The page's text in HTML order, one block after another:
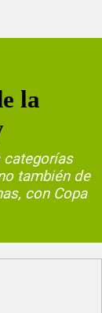
la
categorías
también de
con Copa